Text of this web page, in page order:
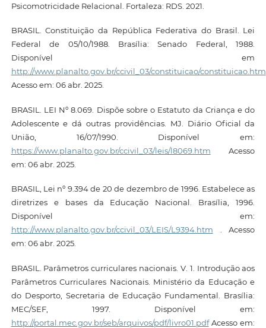
Psicomotricidade Relacional. Fortaleza: RDS. 2021.
BRASIL. Constituição da República Federativa do Brasil. Lei
Federal de 05/10/1988. Brasília: Senado Federal, 1988.
Disponível em
http://www.planalto.gov.br/ccivil_03/constituicao/constituicao.htm
Acesso em: 06 abr. 2025.
BRASIL. LEI Nº 8.069. Dispõe sobre o Estatuto da Criança e do
Adolescente e dá outras providências. MJ. Diário Oficial da
União, 16/07/1990. Disponível em:
https://www.planalto.gov.br/ccivil_03/leis/l8069.htm Acesso
em: 06 abr. 2025.
BRASIL, Lei nº 9.394 de 20 de dezembro de 1996. Estabelece as
diretrizes e bases da Educação Nacional. Brasília, 1996.
Disponível em:
http://www.planalto.gov.br/ccivil_03/LEIS/L9394.htm . Acesso
em: 06 abr. 2025.
BRASIL. Parâmetros curriculares nacionais. V. 1. Introdução aos
Parâmetros Curriculares Nacionais. Ministério da Educação e
do Desporto, Secretaria de Educação Fundamental. Brasília:
MEC/SEF, 1997. Disponível em:
http://portal.mec.gov.br/seb/arquivos/pdf/livro01.pdfAcesso em: